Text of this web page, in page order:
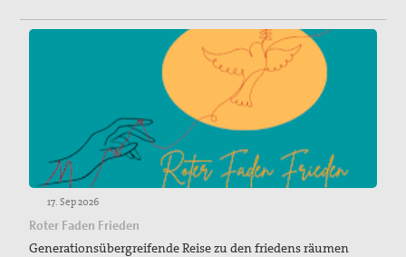
17. Sep 2026
Roter Faden Frieden
Generationsübergreifende Reise zu den friedens räumen